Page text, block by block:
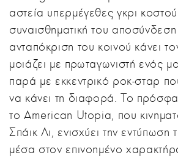
αστεία υπερμέγεθες γκρι
συναισθηματική του
ανταπόκριση του κοινού κάνει
μοιάζει με πρωταγωνιστή ενός
παρά με εκκεντρικό ροκ-σταρ
να κάνει τη διαφορά. Το
το American Utopia, που
Σπάικ Λι, ενισχύει την εντύπωση
μέσα στον επινοημένο